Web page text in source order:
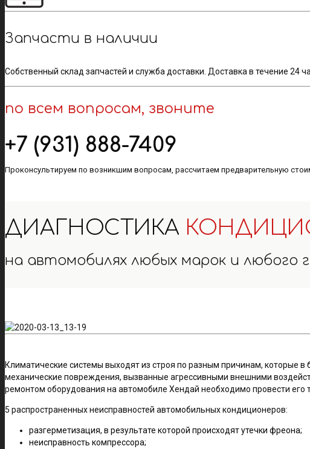
Запчасти в наличии
Собственный склад запчастей и служба доставки. Доставка в течение 24
по всем вопросам, звоните
+7 (931) 888-7409
Проконсультируем по возникшим вопросам, рассчитаем предварительную
ДИАГНОСТИКА
на автомобилях любых марок и любого
Климатические системы выходят из строя по разным причинам, которые
механические повреждения, вызванные агрессивными внешними
ремонтом оборудования на автомобиле Хендай необходимо провести его
5 распространенных неисправностей автомобильных кондиционеров:
разгерметизация, в результате которой происходят утечки фреона;
неисправность компрессора;